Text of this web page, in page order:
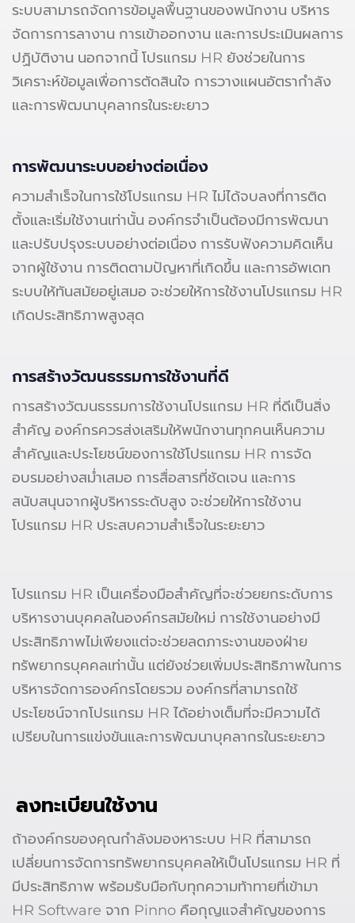
ระบบสามารถจัดการข้อมูลพื้นฐานของพนักงาน บริหาร
จัดการการลางาน การเข้าออกงาน และการประเมินผลการ
ปฏิบัติงาน นอกจากนี้ โปรแกรม HR ยังช่วยในการ
วิเคราะห์ข้อมูลเพื่อการตัดสินใจ การวางแผนอัตรากำลัง
และการพัฒนาบุคลากรในระยะยาว
การพัฒนาระบบอย่างต่อเนื่อง
ความสำเร็จในการใช้โปรแกรม HR ไม่ได้จบลงที่การติด
ตั้งและเริ่มใช้งานเท่านั้น องค์กรจำเป็นต้องมีการพัฒนา
และปรับปรุงระบบอย่างต่อเนื่อง การรับฟังความคิดเห็น
จากผู้ใช้งาน การติดตามปัญหาที่เกิดขึ้น และการอัพเดท
ระบบให้ทันสมัยอยู่เสมอ จะช่วยให้การใช้งานโปรแกรม HR
เกิดประสิทธิภาพสูงสุด
การสร้างวัฒนธรรมการใช้งานที่ดี
การสร้างวัฒนธรรมการใช้งานโปรแกรม HR ที่ดีเป็นสิ่ง
สำคัญ องค์กรควรส่งเสริมให้พนักงานทุกคนเห็นความ
สำคัญและประโยชน์ของการใช้โปรแกรม HR การจัด
อบรมอย่างสม่ำเสมอ การสื่อสารที่ชัดเจน และการ
สนับสนุนจากผู้บริหารระดับสูง จะช่วยให้การใช้งาน
โปรแกรม HR ประสบความสำเร็จในระยะยาว
โปรแกรม HR เป็นเครื่องมือสำคัญที่จะช่วยยกระดับการ
บริหารงานบุคคลในองค์กรสมัยใหม่ การใช้งานอย่างมี
ประสิทธิภาพไม่เพียงแต่จะช่วยลดภาระงานของฝ่าย
ทรัพยากรบุคคลเท่านั้น แต่ยังช่วยเพิ่มประสิทธิภาพในการ
บริหารจัดการองค์กรโดยรวม องค์กรที่สามารถใช้
ประโยชน์จากโปรแกรม HR ได้อย่างเต็มที่จะมีความได้
เปรียบในการแข่งขันและการพัฒนาบุคลากรในระยะยาว
ลงทะเบียนใช้งาน
ถ้าองค์กรของคุณกำลังมองหาระบบ HR ที่สามารถ
เปลี่ยนการจัดการทรัพยากรบุคคลให้เป็นโปรแกรม HR ที่
มีประสิทธิภาพ พร้อมรับมือกับทุกความท้าทายที่เข้ามา
HR Software จาก Pinno คือกุญแจสำคัญของการ